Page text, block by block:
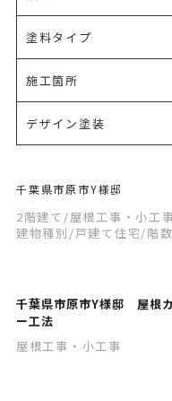
塗料タイプ
施工箇所
デザイン塗装
千葉県市原市Y様邸
2階建て /屋根工事・小工事
建物種別 /戸建て住宅/階数
千葉県市原市Y様邸 屋根
ー工法
屋根工事・小工事